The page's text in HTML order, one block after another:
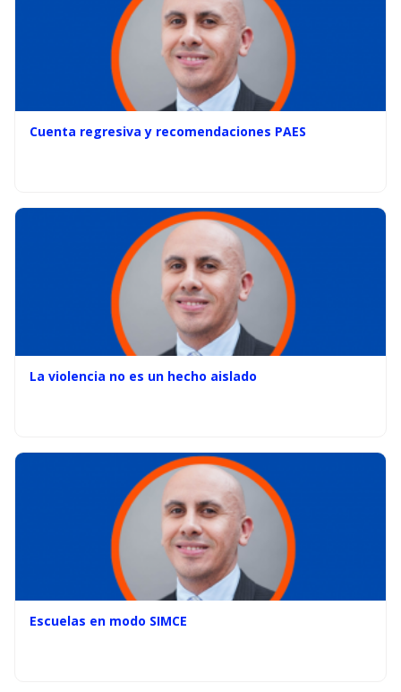
Cuenta regresiva y recomendaciones PAES
La violencia no es un hecho aislado
Escuelas en modo SIMCE